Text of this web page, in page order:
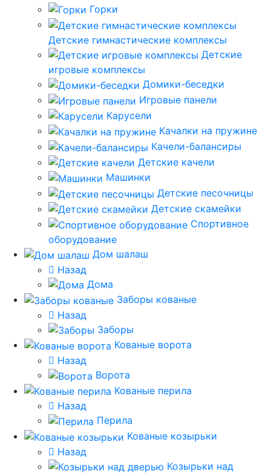
Горки
Детские гимнастические комплексы
Детские
игровые комплексы
Домики-беседки
Игровые панели
Карусели
Качалки на пружине
Качели-балансиры
Детские качели
Машинки
Детские песочницы
Детские скамейки
Спортивное
оборудование
Дом шалаш
Назад
Дома
Заборы кованые
Назад
Заборы
Кованые ворота
Назад
Ворота
Кованые перила
Назад
Перила
Кованые козырьки
Назад
Козырьки над